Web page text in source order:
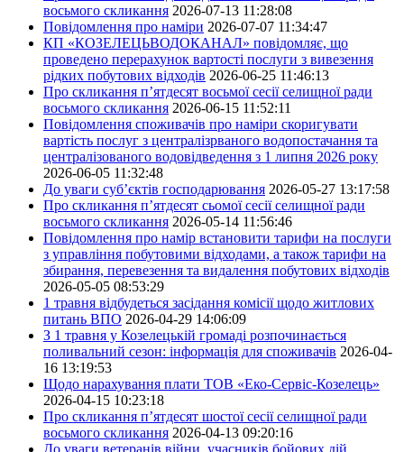
восьмого скликання 2026-07-13 11:28:08
Повідомлення про наміри 2026-07-07 11:34:47
КП «КОЗЕЛЕЦЬВОДОКАНАЛ» повідомляє, що
проведено перерахунок вартості послуги з вивезення
рідких побутових відходів 2026-06-25 11:46:13
Про скликання п’ятдесят восьмої сесії селищної ради
восьмого скликання 2026-06-15 11:52:11
Повідомлення споживачів про наміри скоригувати
вартість послуг з централізрваного водопостачання та
централізованого водовідведення з 1 липня 2026 року
2026-06-05 11:32:48
До уваги суб’єктів господарювання 2026-05-27 13:17:58
Про скликання п’ятдесят сьомої сесії селищної ради
восьмого скликання 2026-05-14 11:56:46
Повідомлення про намір встановити тарифи на послуги
з управління побутовими відходами, а також тарифи на
збирання, перевезення та видалення побутових відходів
2026-05-05 08:53:29
1 травня відбудеться засідання комісії щодо житлових
питань ВПО 2026-04-29 14:06:09
З 1 травня у Козелецькій громаді розпочинається
поливальний сезон: інформація для споживачів 2026-04-
16 13:19:53
Щодо нарахування плати ТОВ «Еко-Сервіс-Козелець»
2026-04-15 10:23:18
Про скликання п’ятдесят шостої сесії селищної ради
восьмого скликання 2026-04-13 09:20:16
До уваги ветеранів війни, учасників бойових дій